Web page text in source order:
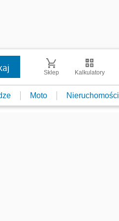
Sklep Kalkulatory
Moto Nieruchomości